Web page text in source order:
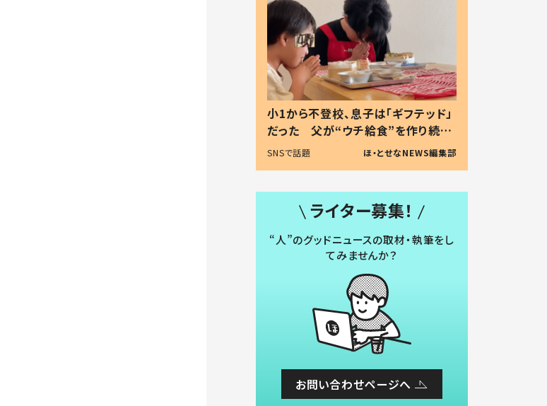
小1から不登校、息子は「ギフテッド」
だった 父が“ウチ給食”を作り続け
る理由とは #令和の親 #令和の子
SNSで話題 ほ・とせなNEWS編集部
ライター募集！
“人”のグッドニュースの取材・執筆をし
てみませんか？
お問い合わせページへ